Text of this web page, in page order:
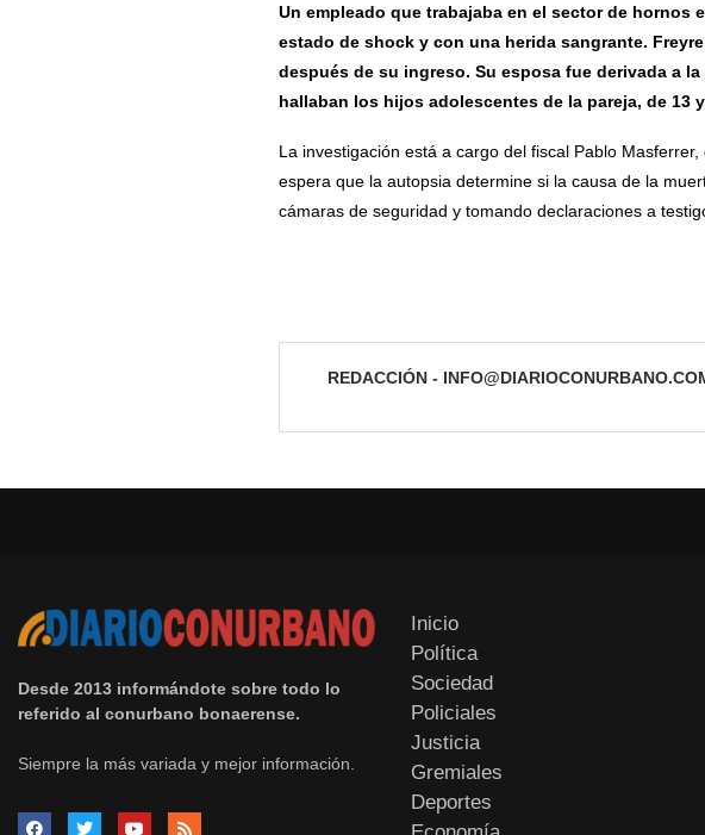
Un empleado que trabajaba en el sector de hornos
estado de shock y con una herida sangrante.
después de su ingreso. Su esposa fue derivada a
hallaban los hijos adolescentes de la pareja, de 13
La investigación está a cargo del fiscal Pablo
espera que la autopsia determine si la causa de la
cámaras de seguridad y tomando declaraciones a
REDACCIÓN -
Desde 2013 informándote sobre todo lo
referido al conurbano bonaerense.
Siempre la más variada y mejor información.
Inicio
Política
Sociedad
Policiales
Justicia
Gremiales
Deportes